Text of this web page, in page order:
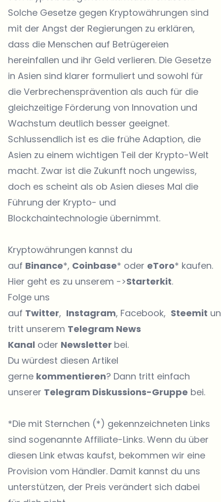
Solche Gesetze gegen Kryptowährungen sind
mit der Angst der Regierungen zu erklären,
dass die Menschen auf Betrügereien
hereinfallen und ihr Geld verlieren. Die Gesetze
in Asien sind klarer formuliert und sowohl für
die Verbrechensprävention als auch für die
gleichzeitige Förderung von Innovation und
Wachstum deutlich besser geeignet.
Schlussendlich ist es die frühe Adaption, die
Asien zu einem wichtigen Teil der Krypto-Welt
macht. Zwar ist die Zukunft noch ungewiss,
doch es scheint als ob Asien dieses Mal die
Führung der Krypto- und
Blockchaintechnologie übernimmt.
Kryptowährungen kannst du
auf Binance*, Coinbase* oder eToro* kaufen.
Hier geht es zu unserem ->Starterkit.
Folge uns
auf Twitter, Instagram, Facebook, Steemit
tritt unserem Telegram News
Kanal oder Newsletter bei.
Du würdest diesen Artikel
gerne kommentieren? Dann tritt einfach
unserer Telegram Diskussions-Gruppe bei.
*Die mit Sternchen (*) gekennzeichneten Links
sind sogenannte Affiliate-Links. Wenn du über
diesen Link etwas kaufst, bekommen wir eine
Provision vom Händler. Damit kannst du uns
unterstützen, der Preis verändert sich dabei